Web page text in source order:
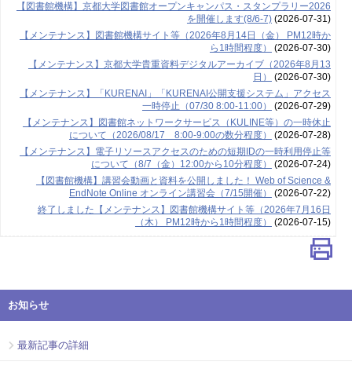
【図書館機構】京都大学図書館オープンキャンパス・スタンプラリー2026
を開催します(8/6-7)(2026-07-31)
【メンテナンス】図書館機構サイト等（2026年8月14日（金） PM12時か
ら1時間程度）
(2026-07-30)
【メンテナンス】京都大学貴重資料デジタルアーカイブ（2026年8月13
日）
(2026-07-30)
【メンテナンス】「KURENAI」「KURENAI公開支援システム」アクセス
一時停止（07/30 8:00-11:00）
(2026-07-29)
【メンテナンス】図書館ネットワークサービス（KULINE等）の一時休止
について（2026/08/17 8:00-9:00の数分程度）
(2026-07-28)
【メンテナンス】電子リソースアクセスのための短期IDの一時利用停止等
について（8/7（金）12:00から10分程度）
(2026-07-24)
【図書館機構】講習会動画と資料を公開しました！ Web of Science &
EndNote Online オンライン講習会（7/15開催）
(2026-07-22)
終了しました【メンテナンス】図書館機構サイト等（2026年7月16日
（木） PM12時から1時間程度）
(2026-07-15)
お知らせ
最新記事の詳細